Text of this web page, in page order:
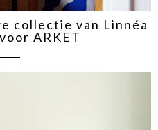
collectie van Linnéa
ARKET